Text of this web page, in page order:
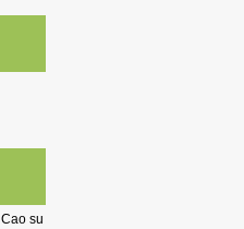
Cao su